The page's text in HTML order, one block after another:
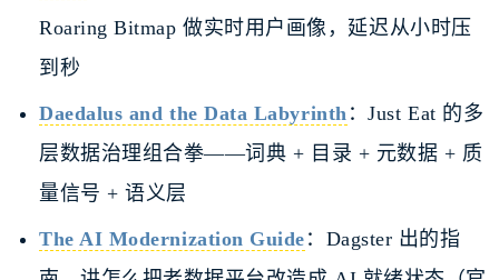
Roaring Bitmap 做实时用户画像，延迟从小时压
到秒
Daedalus and the Data Labyrinth ：Just Eat 的多
层数据治理组合拳——词典 + 目录 + 元数据 + 质
量信号 + 语义层
The AI Modernization Guide ：Dagster 出的指